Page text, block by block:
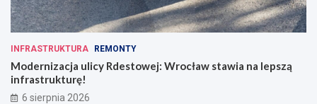
INFRASTRUKTURA REMONTY
Modernizacja ulicy Rdestowej: Wrocław stawia na lepszą
infrastrukturę!
6 sierpnia 2026